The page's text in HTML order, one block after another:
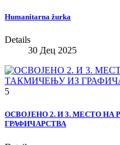
Humanitarna žurka
Details
30 Дец 2025
5
OСВОЈЕНО 2. И 3. МЕСТО
ГРАФИЧАРСТВА